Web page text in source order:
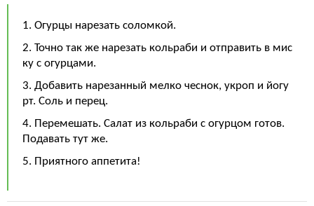
1. Огурцы нарезать соломкой.
2. Точно так же нарезать кольраби и отправить в мис
ку с огурцами.
3. Добавить нарезанный мелко чеснок, укроп и йогу
рт. Соль и перец.
4. Перемешать. Салат из кольраби с огурцом готов.
Подавать тут же.
5. Приятного аппетита!